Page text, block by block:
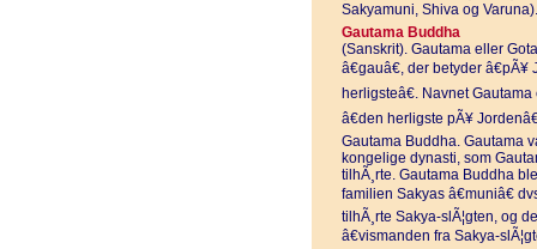
Sakyamuni, Shiva og Varuna).
Gautama Buddha
(Sanskrit). Gautama eller
â€gauâ€, der betyder â€pÃ¥
herligsteâ€. Navnet
â€den herligste pÃ¥
Gautama Buddha. Gautama
kongelige dynasti, som
tilhÃ¸rte. Gautama Buddha
familien Sakyas â€muniâ€
tilhÃ¸rte Sakya-slÃ¦gten, og
â€vismanden fra Sakya-